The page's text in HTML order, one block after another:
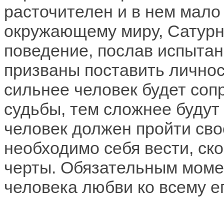
расточителен и в нем
окружающему миру, Сатурн
поведение, послав
призваны поставить
сильнее человек будет
судьбы, тем сложнее
человек должен пройти
необходимо себя вести,
черты. Обязательным
человека любви ко всему